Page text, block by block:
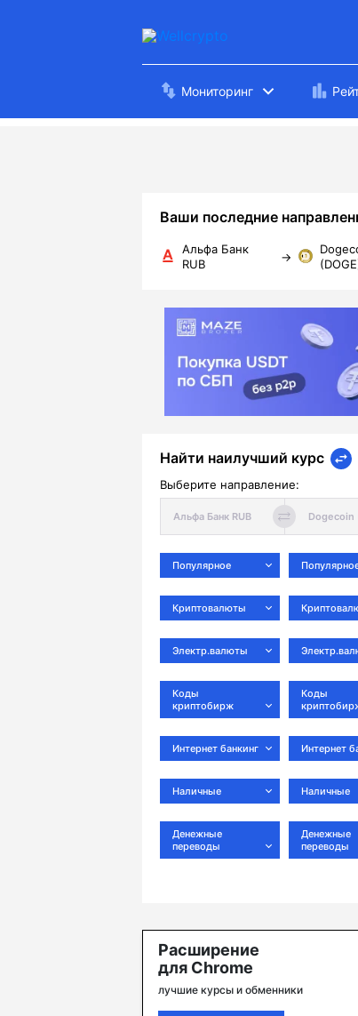
Мониторинг
Ваши последние
Альфа Банк
RUB
→
Найти наилучший курс
Выберите направление:
Популярное
Криптовалюты
Электр.валюты
Коды
криптобирж
Интернет банкинг
Наличные
Денежные
переводы
Коды
Интернет
Наличные
Денежные
переводы
Расширение
для Chrome
лучшие курсы и обменники